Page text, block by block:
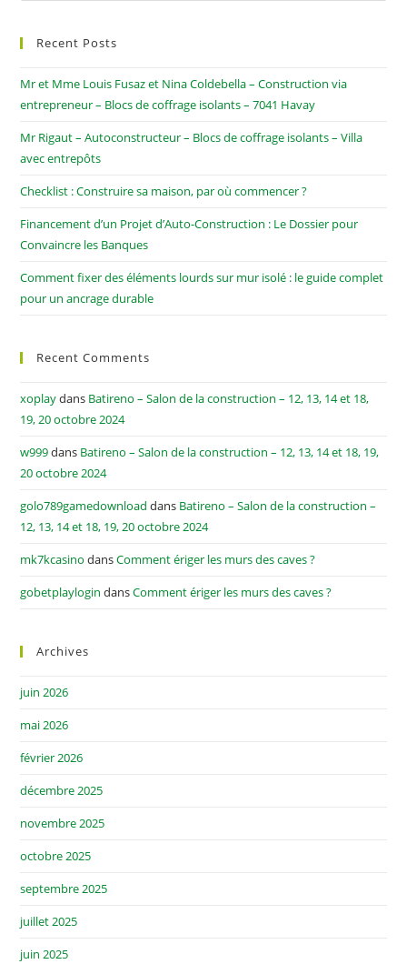
Recent Posts
Mr et Mme Louis Fusaz et Nina Coldebella – Construction via
entrepreneur – Blocs de coffrage isolants – 7041 Havay
Mr Rigaut – Autoconstructeur – Blocs de coffrage isolants – Villa
avec entrepôts
Checklist : Construire sa maison, par où commencer ?
Financement d’un Projet d’Auto-Construction : Le Dossier pour
Convaincre les Banques
Comment fixer des éléments lourds sur mur isolé : le guide complet
pour un ancrage durable
Recent Comments
xoplaydans Batireno – Salon de la construction – 12, 13, 14 et 18,
19, 20 octobre 2024
w999dans Batireno – Salon de la construction – 12, 13, 14 et 18, 19,
20 octobre 2024
golo789gamedownload dans Batireno – Salon de la construction –
12, 13, 14 et 18, 19, 20 octobre 2024
mk7kcasino dansComment ériger les murs des caves ?
gobetplaylogin dansComment ériger les murs des caves ?
Archives
juin 2026
mai 2026
février 2026
décembre 2025
novembre 2025
octobre 2025
septembre 2025
juillet 2025
juin 2025